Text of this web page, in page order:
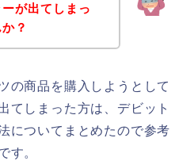
が出てしまっ
？
の商品を購入しようとして
てしまった方は、デビット
についてまとめたので参考
す。